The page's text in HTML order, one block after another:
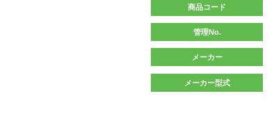
商品コード
管理No.
メーカー
メーカー型式